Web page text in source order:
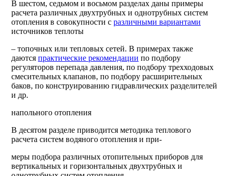
В шестом, седьмом и восьмом разделах даны примеры
расчета различных двухтрубных и однотрубных систем
отопления в совокупности с различными вариантами
источников теплоты
– топочных или тепловых сетей. В примерах также
даются практические рекомендации по подбору
регуляторов перепада давления, по подбору трехходовых
смесительных клапанов, по подбору расширительных
баков, по конструированию гидравлических разделителей
и др.
напольного отопления
В десятом разделе приводится методика теплового
расчета систем водяного отопления и при-
меры подбора различных отопительных приборов для
вертикальных и горизонтальных двухтрубных и